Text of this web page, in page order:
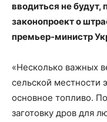
вводиться не будут,
законопроект о
премьер-министр
«Несколько важных
сельской местности
основное топливо.
заготовку дров для